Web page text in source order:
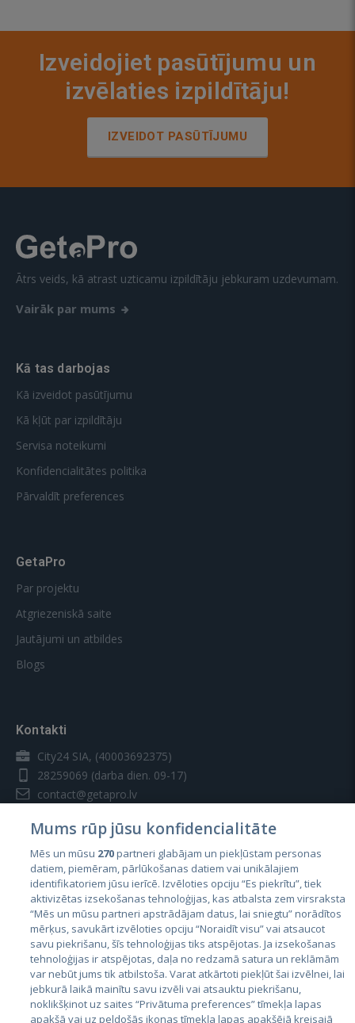
Izveidojiet pasūtījumu un
izvēlaties izpildītāju!
IZVEIDOT PASŪTĪJUMU
Ātrs veids, kā atrast uzticamu izpildītāju jebkuram uzdevumam.
Vairāk par mums
Kā tas darbojas
Kā izveidot pasūtījumu
Kā kļūt par izpildītāju
Servisa noteikumi
Konfidencialitātes politika
Pārvaldīt preferences
GetaPro
Par projektu
Atgriezeniskā saite
Jautājumi un atbildes
Blogs
Kontakti
City24 SIA, (40003692375)
28259069 (darba dien. 09-17)
contact@getapro.lv
Valstis
Igaunija
Latvija
Lietuva
Mums rūp jūsu konfidencialitāte
Mēs un mūsu 270partneri glabājam un piekļūstam personas
datiem, piemēram, pārlūkošanas datiem vai unikālajiem
identifikatoriem jūsu ierīcē. Izvēloties opciju “Es piekrītu”, tiek
aktivizētas izsekošanas tehnoloģijas, kas atbalsta zem virsraksta
“Mēs un mūsu partneri apstrādājam datus, lai sniegtu” norādītos
mērķus, savukārt izvēloties opciju “Noraidīt visu” vai atsaucot
savu piekrišanu, šīs tehnoloģijas tiks atspējotas. Ja izsekošanas
tehnoloģijas ir atspējotas, daļa no redzamā satura un reklāmām
var nebūt jums tik atbilstoša. Varat atkārtoti piekļūt šai izvēlnei, lai
jebkurā laikā mainītu savu izvēli vai atsauktu piekrišanu,
noklikšķinot uz saites “Privātuma preferences” tīmekļa lapas
apakšā vai uz peldošās ikonas tīmekļa lapas apakšējā kreisajā